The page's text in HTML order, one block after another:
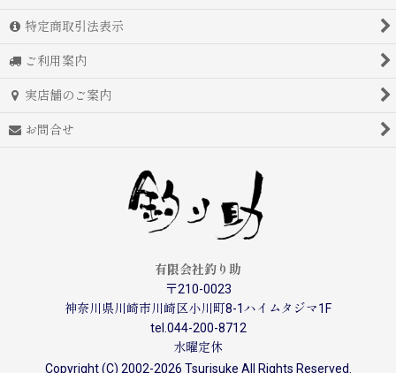
特定商取引法表示
ご利用案内
実店舗のご案内
お問合せ
有限会社釣り助
〒210-0023
神奈川県川崎市川崎区小川町8-1ハイムタジマ1F
tel.044-200-8712
水曜定休
Copyright (C) 2002-2026 Tsurisuke All Rights Reserved.